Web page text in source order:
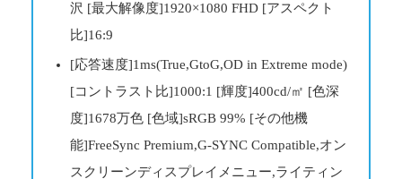
沢 [最大解像度]1920×1080 FHD [アスペクト
比]16:9
[応答速度]1ms(True,GtoG,OD in Extreme mode)
[コントラスト比]1000:1 [輝度]400cd/㎡ [色深
度]1678万色 [色域]sRGB 99% [その他機
能]FreeSync Premium,G-SYNC Compatible,オン
スクリーンディスプレイメニュー,ライティン